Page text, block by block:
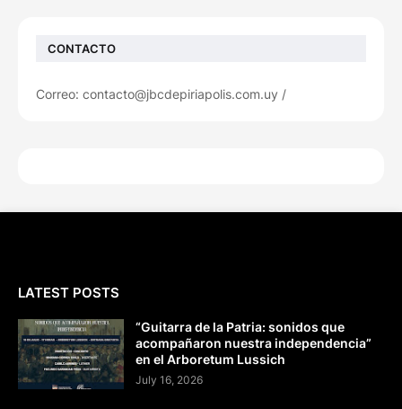
CONTACTO
Correo: contacto@jbcdepiriapolis.com.uy /
LATEST POSTS
“Guitarra de la Patria: sonidos que
acompañaron nuestra independencia”
en el Arboretum Lussich
July 16, 2026